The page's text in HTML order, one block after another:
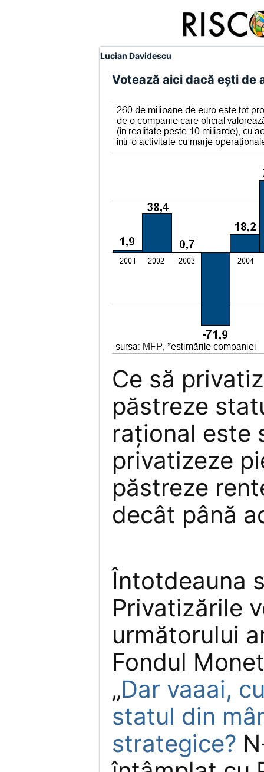
Lucian Davidescu
Votează aici dacă eşti de
Ce să
păstreze
raţional este
privatizeze
păstreze
decât până
Întotdeauna
Privatizările
următorului
Fondul
„Dar vaaai,
statul din
strategice?